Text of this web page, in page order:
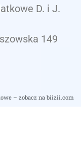
D. i J.
149
– zobacz na biizii.com